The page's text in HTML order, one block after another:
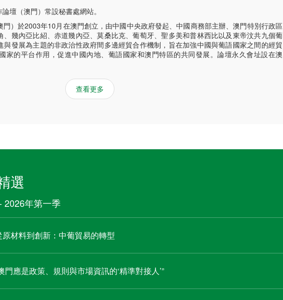
壇（澳門）常設秘書處網站。
）於2003年10月在澳門創立，由中國中央政府發起、中國商務部主辦、澳門特別行政區
、幾內亞比紹、赤道幾內亞、莫桑比克、葡萄牙、聖多美和普林西比以及東帝汶共九個葡
發展為主題的非政治性政府間多邊經貿合作機制，旨在加強中國與葡語國家之間的經貿
家的平台作用，促進中國內地、葡語國家和澳門特區的共同發展。論壇永久會址設在澳
查看更多
選
2026年第一季
原材料到創新：中葡貿易的轉型
門應是政策、規則與市場資訊的‘精準對接人’”